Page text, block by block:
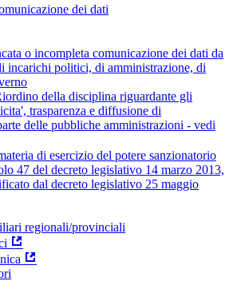
dei dati
o incompleta comunicazione dei dati da
incarichi politici, di amministrazione, di
della disciplina riguardante gli
trasparenza e diffusione di
delle pubbliche amministrazioni - vedi
di esercizio del potere sanzionatorio
47 del decreto legislativo 14 marzo 2013,
dal decreto legislativo 25 maggio
regionali/provinciali